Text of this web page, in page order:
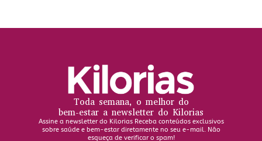
Toda semana, o melhor do
bem-estar a newsletter do Kilorias
Assine a newsletter do Kilorias Receba conteúdos exclusivos
sobre saúde e bem-estar diretamente no seu e-mail. Não
esqueça de verificar o spam!